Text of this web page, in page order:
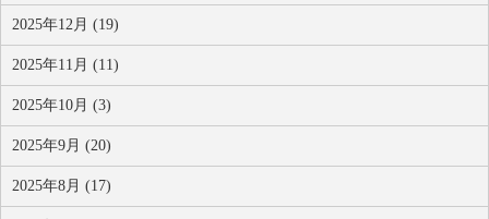
2025年12月 (19)
2025年11月 (11)
2025年10月 (3)
2025年9月 (20)
2025年8月 (17)